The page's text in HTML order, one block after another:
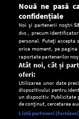
Setări:
Nouă ne pasă
confidențiale
Noi și partenerii noștri
dvs., precum
personal. Puteți accepta
orice moment, pe
raportate partenerilor
Atât noi, cât și
oferi:
Utilizarea unor date
dispozitivului pentru
un dispozitiv. Publicitate
de conținut, cercetarea
Listă parteneri (furnizori)